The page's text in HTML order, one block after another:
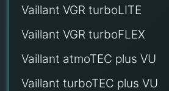
Vaillant VGR turboLITE
Vaillant VGR turboFLEX
Vaillant atmoTEC plus VU
Vaillant turboTEC plus VU